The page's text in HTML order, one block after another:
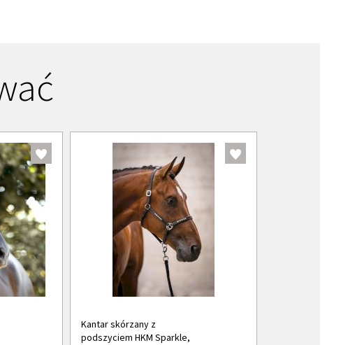
Kantar skórzany z
podszyciem HKM Sparkle,